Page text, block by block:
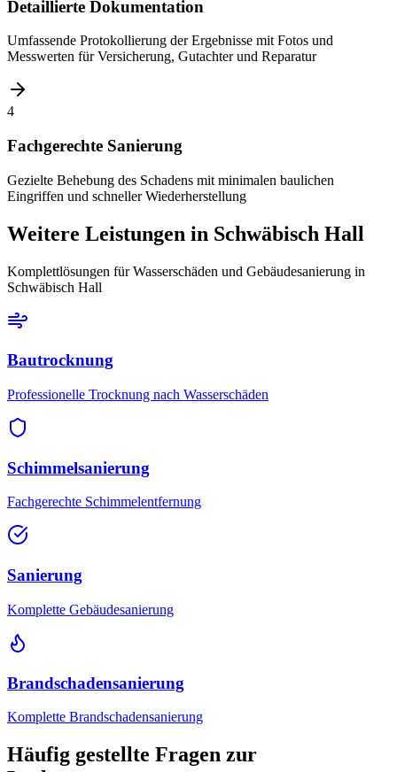
Detaillierte Dokumentation
Umfassende Protokollierung der Ergebnisse mit Fotos und
Messwerten für Versicherung, Gutachter und Reparatur
4
Fachgerechte Sanierung
Gezielte Behebung des Schadens mit minimalen baulichen
Eingriffen und schneller Wiederherstellung
Weitere Leistungen in Schwäbisch Hall
Komplettlösungen für Wasserschäden und Gebäudesanierung in
Schwäbisch Hall
Bautrocknung
Professionelle Trocknung nach Wasserschäden
Schimmelsanierung
Fachgerechte Schimmelentfernung
Sanierung
Komplette Gebäudesanierung
Brandschadensanierung
Komplette Brandschadensanierung
Häufig gestellte Fragen zur